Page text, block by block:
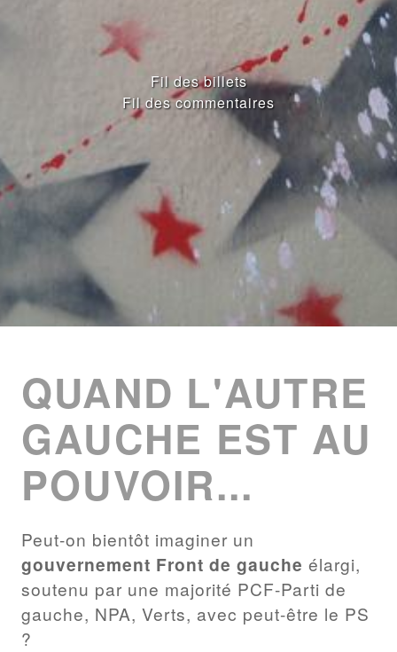
Fil des billets
Fil des commentaires
QUAND L'AUTRE
GAUCHE EST AU
POUVOIR...
Peut-on bientôt imaginer un
gouvernement Front de gauche élargi,
soutenu par une majorité PCF-Parti de
gauche, NPA, Verts, avec peut-être le PS
?